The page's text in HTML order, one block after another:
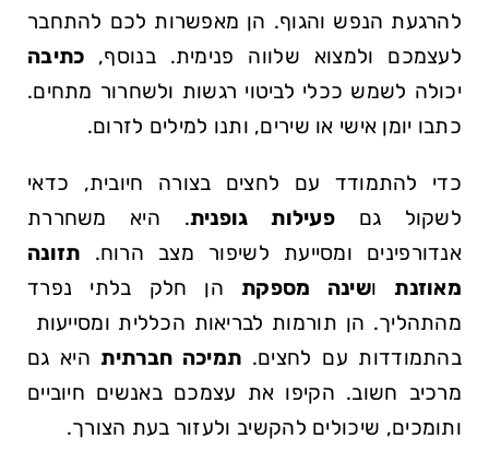
להרגעת הנפש והגוף. הן מאפשרות לכם להתחבר
לעצמכם ולמצוא ⁤שלווה פנימית. בנוסף,‍ כתיבה
יכולה לשמש ככלי לביטוי רגשות ‌ולשחרור מתחים.
כתבו יומן אישי או שירים, ותנו למילים לזרום.
כדי להתמודד ‌עם לחצים בצורה​ חיובית, כדאי
לשקול גם פעילות ⁢גופנית. היא משחררת
אנדורפינים ומסייעת לשיפור מצב הרוח. תזונה
מאוזנתושינה מספקתהן חלק בלתי נפרד
מהתהליך. הן ⁣תורמות​ לבריאות הכללית ומסייעות ​
בהתמודדות עם ⁤לחצים.⁣ תמיכה חברתיתהיא גם
מרכיב חשוב. ‍הקיפו את עצמכם באנשים חיוביים
ותומכים, ⁤שיכולים ‌להקשיב ⁢ולעזור בעת הצורך.